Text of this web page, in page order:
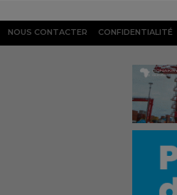
NOUS CONTACTER CONFIDENTIALITÉ